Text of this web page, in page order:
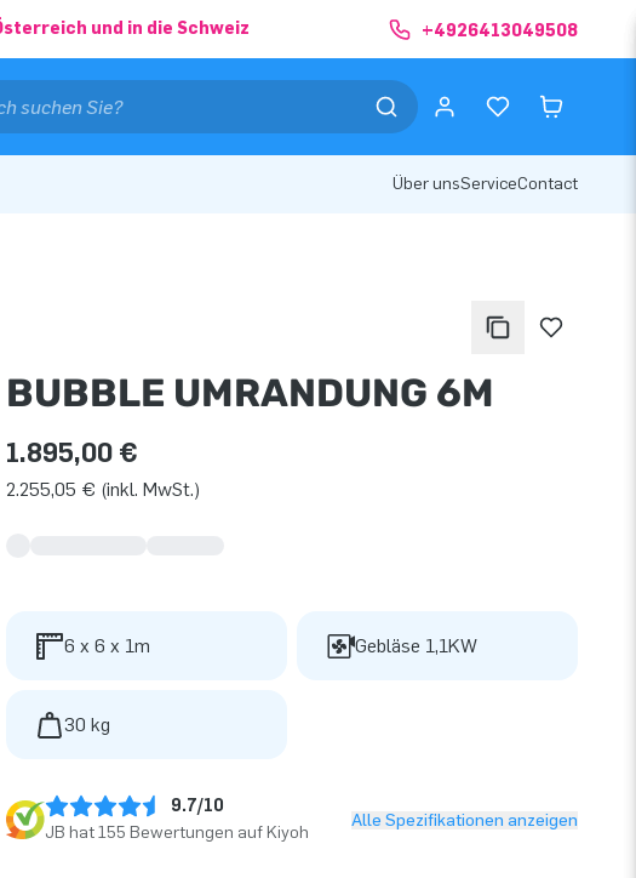
und in die Schweiz +4926413049508
Über unsServiceContact
BUBBLE UMRANDUNG 6M
1.895,00 €
2.255,05 € (inkl. MwSt.)
6 x 6 x 1m Gebläse 1,1KW
30 kg
9.7/10
JB hat 155 Bewertungen auf Kiyoh
Alle Spezifikationen anzeigen